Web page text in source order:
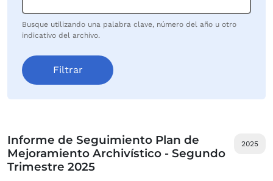
Busque utilizando una palabra clave, número del año u otro
indicativo del archivo.
2025
Informe de Seguimiento Plan de
Mejoramiento Archivístico - Segundo
Trimestre 2025